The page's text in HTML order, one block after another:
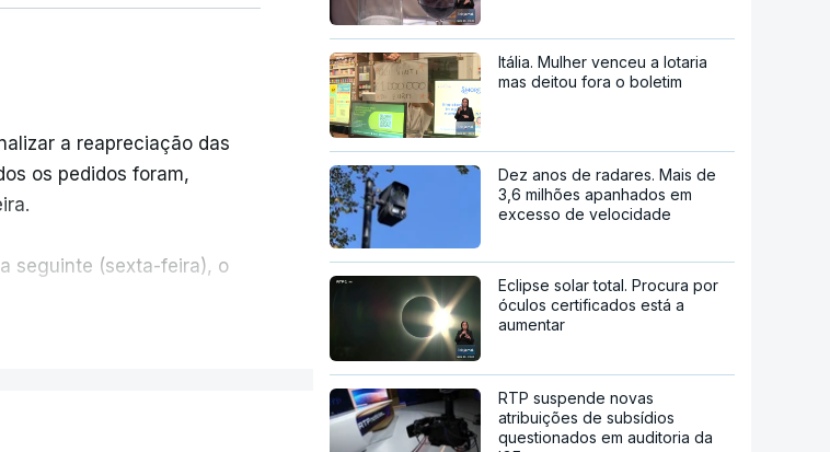
a reapreciação das
os pedidos foram,
seguinte (sexta-feira), o
Itália. Mulher venceu a lotaria
mas deitou fora o boletim
Dez anos de radares. Mais de
3,6 milhões apanhados em
excesso de velocidade
Eclipse solar total. Procura por
óculos certificados está a
aumentar
RTP suspende novas
atribuições de subsídios
questionados em auditoria da